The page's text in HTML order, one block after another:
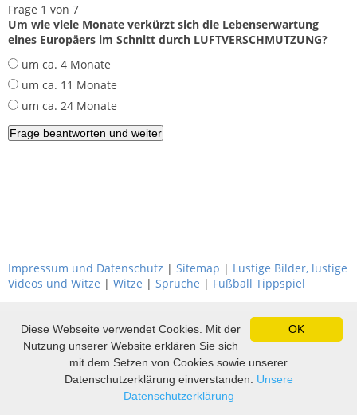
Frage 1 von 7
Um wie viele Monate verkürzt sich die Lebenserwartung
eines Europäers im Schnitt durch LUFTVERSCHMUTZUNG?
um ca. 4 Monate
um ca. 11 Monate
um ca. 24 Monate
Impressum und Datenschutz | Sitemap | Lustige Bilder, lustige
Videos und Witze | Witze | Sprüche | Fußball Tippspiel
OK
Diese Webseite verwendet Cookies. Mit der
Nutzung unserer Website erklären Sie sich
mit dem Setzen von Cookies sowie unserer
Datenschutzerklärung einverstanden. Unsere
Datenschutzerklärung